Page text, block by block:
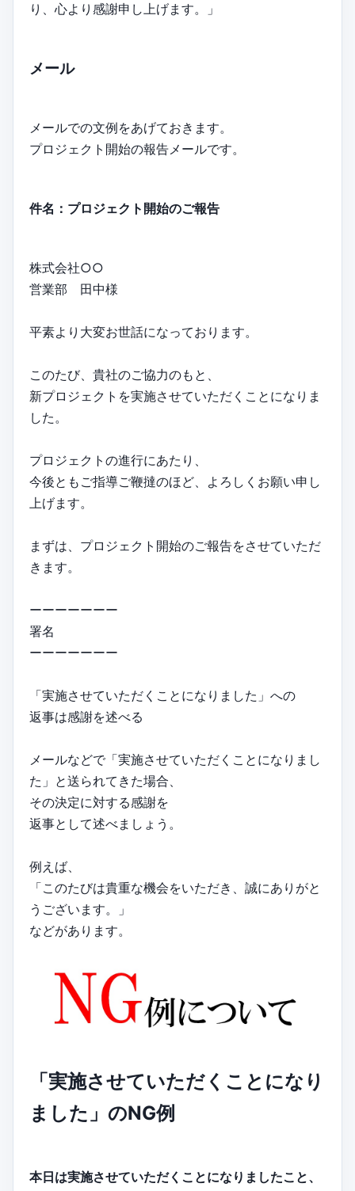
り、心より感謝申し上げます。」
メール
メールでの文例をあげておきます。
プロジェクト開始の報告メールです。
件名：プロジェクト開始のご報告
株式会社○○
営業部 田中様
平素より大変お世話になっております。
このたび、貴社のご協力のもと、
新プロジェクトを実施させていただくことになりま
した。
プロジェクトの進行にあたり、
今後ともご指導ご鞭撻のほど、よろしくお願い申し
上げます。
まずは、プロジェクト開始のご報告をさせていただ
きます。
ーーーーーーー
署名
ーーーーーーー
「実施させていただくことになりました」への
返事は感謝を述べる
メールなどで「実施させていただくことになりまし
た」と送られてきた場合、
その決定に対する感謝を
返事として述べましょう。
例えば、
「このたびは貴重な機会をいただき、誠にありがと
うございます。」
などがあります。
「実施させていただくことになり
ました」のNG例
本日は実施させていただくことになりましたこと、